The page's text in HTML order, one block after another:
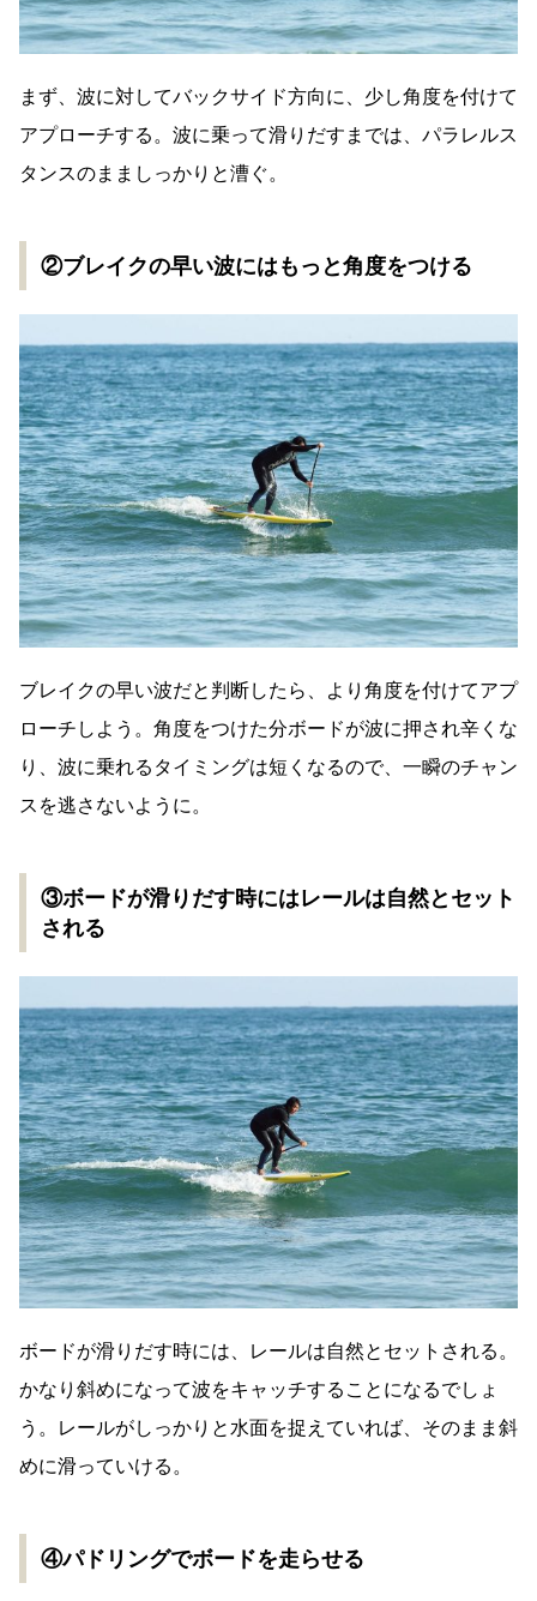
まず、波に対してバックサイド方向に、少し角度を付けて
アプローチする。波に乗って滑りだすまでは、パラレルス
タンスのまましっかりと漕ぐ。
②ブレイクの早い波にはもっと角度をつける
ブレイクの早い波だと判断したら、より角度を付けてアプ
ローチしよう。角度をつけた分ボードが波に押され辛くな
り、波に乗れるタイミングは短くなるので、一瞬のチャン
スを逃さないように。
③ボードが滑りだす時にはレールは自然とセット
される
ボードが滑りだす時には、レールは自然とセットされる。
かなり斜めになって波をキャッチすることになるでしょ
う。レールがしっかりと水面を捉えていれば、そのまま斜
めに滑っていける。
④パドリングでボードを走らせる